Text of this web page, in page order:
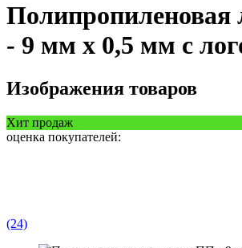
- 9 мм х 0,5 мм с
Изображения товаров
Хит продаж
оценка покупателей:
(24)